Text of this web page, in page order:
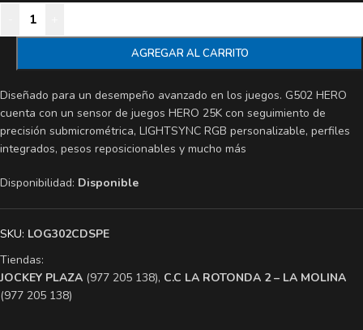
AGREGAR AL CARRITO
Diseñado para un desempeño avanzado en los juegos. G502 HERO
cuenta con un sensor de juegos HERO 25K con seguimiento de
precisión submicrométrica, LIGHTSYNC RGB personalizable, perfiles
integrados, pesos reposicionables y mucho más
Disponibilidad: Disponible
SKU: LOG302CDSPE
Tiendas:
​JOCKEY PLAZA (977 205 138), ​C.C LA ROTONDA 2 – LA MOLINA
(977 205 138)